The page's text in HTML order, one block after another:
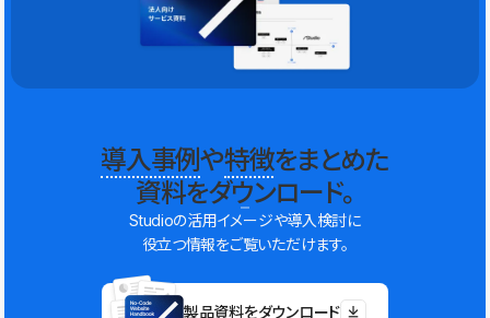
導入事例や特徴をまとめた
資料をダウンロード。
Studioの活用イメージや導入検討に
役立つ情報をご覧いただけます。
製品資料をダウンロード